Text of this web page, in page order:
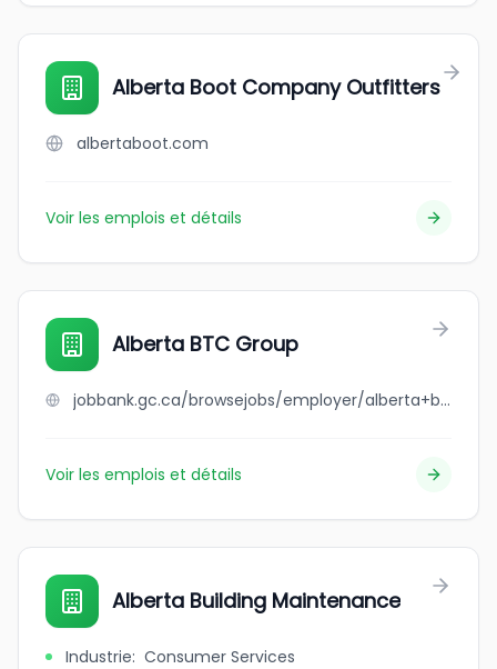
Alberta Boot Company Outfitters
albertaboot.com
Voir les emplois et détails
Alberta BTC Group
jobbank.gc.ca/browsejobs/employer/alberta+btc+group/ca
Voir les emplois et détails
Alberta Building Maintenance
Industrie: Consumer Services